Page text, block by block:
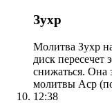
Зухр
Молитва Зухр
диск
снижаться. Она
молитвы Аср
12:38